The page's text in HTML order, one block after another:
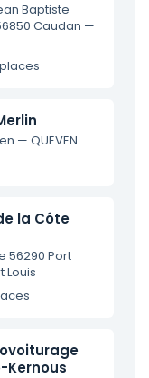
Baptiste
Caudan —
— QUEVEN
la Côte
56290 Port
Louis
Kernous